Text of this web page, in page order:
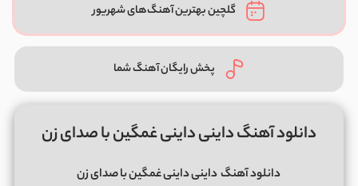
گلچین بهترین آهنگ‌های شهریور
پخش رایگان آهنگ شما
دانلود آهنگ داینی داینی غمگین با صدای زن
دانلود آهنگداینی داینی غمگین با صدای زن